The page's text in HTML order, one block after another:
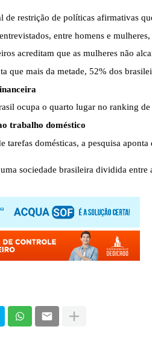
de restrição de políticas afirmativas
entre homens e
acreditam que as mulheres não
que mais da metade, 52% dos
ocupa o quarto lugar no ranking
trabalho doméstico
tarefas domésticas, a pesquisa
sociedade brasileira dividida